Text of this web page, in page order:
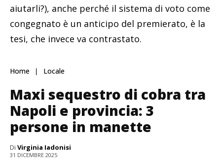
aiutarli?), anche perché il sistema di voto come
congegnato è un anticipo del premierato, è la
tesi, che invece va contrastato.
Home Locale
Maxi sequestro di cobra tra
Napoli e provincia: 3
persone in manette
Di Virginia Iadonisi
31 DICEMBRE 2025